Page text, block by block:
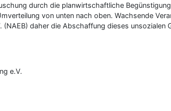
durch die planwirtschaftliche
von unten nach oben. Wachsende
(NAEB) daher die Abschaffung dieses unsozialen
e.V.